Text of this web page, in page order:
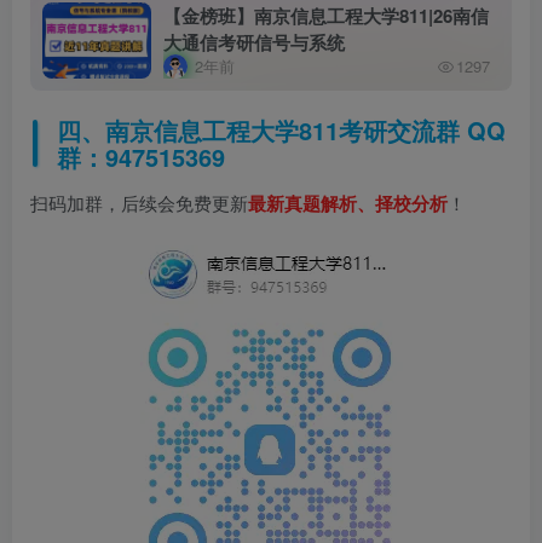
【金榜班】南京信息工程大学811|26南信
大通信考研信号与系统
2年前 1297
四、南京信息工程大学811考研交流群 QQ
群：947515369
扫码加群，后续会免费更新最新真题解析、择校分析 ！